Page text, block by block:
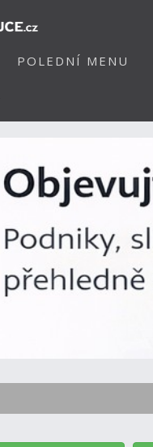
POLEDNÍ MENU